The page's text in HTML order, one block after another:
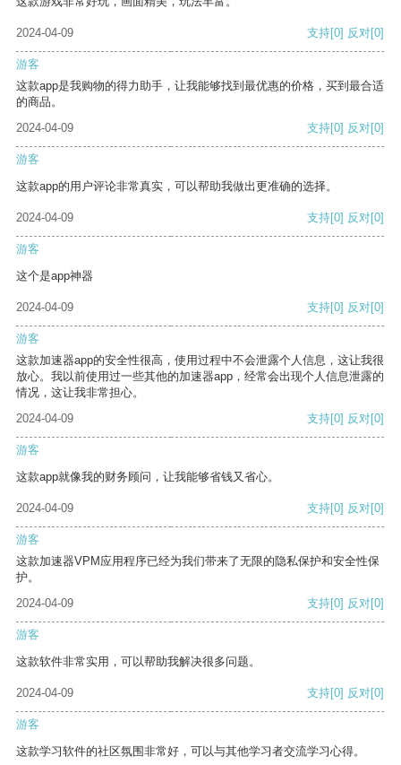
2024-04-09 支持[0] 反对[0]
游客
这款app是我购物的得力助手，让我能够找到最优惠的价格，买到最合适
的商品。
2024-04-09
支持[0] 反对[0]
游客
这款app的用户评论非常真实，可以帮助我做出更准确的选择。
2024-04-09 支持[0] 反对[0]
游客
这个是app神器
2024-04-09 支持[0] 反对[0]
游客
这款加速器app的安全性很高，使用过程中不会泄露个人信息，这让我很
放心。我以前使用过一些其他的加速器app，经常会出现个人信息泄露的
情况，这让我非常担心。
2024-04-09
支持[0] 反对[0]
游客
这款app就像我的财务顾问，让我能够省钱又省心。
2024-04-09 支持[0] 反对[0]
游客
这款加速器VPM应用程序已经为我们带来了无限的隐私保护和安全性保
护。
2024-04-09
支持[0] 反对[0]
游客
这款软件非常实用，可以帮助我解决很多问题。
2024-04-09 支持[0] 反对[0]
游客
这款学习软件的社区氛围非常好，可以与其他学习者交流学习心得。